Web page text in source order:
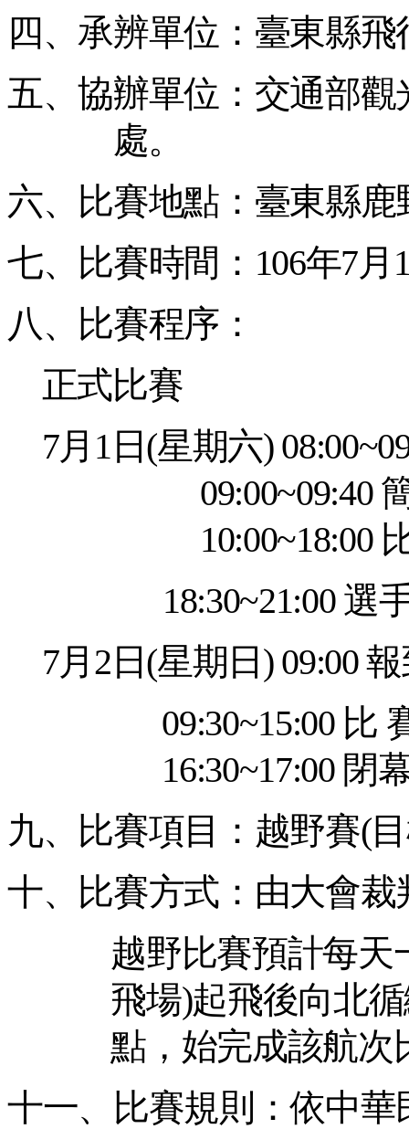
四、承辨單位：臺東縣
五、協辦單位：交通部
處。
六、比賽地點：臺東縣鹿
七、比賽時間： 106年7月
八、比賽程序：
正式比賽
7月 1 日 (星期六)
09:00~09:40
10:00~18:00
18:30~21:00 選
7月 2 日 (星期日 ) 09:00
09:30~15:00 比
16:30~17:00 閉
九、比賽項目：越野賽(
十、比賽方式：由大會
越野比賽預計每天
飛場)起飛後向北
點，始完成該航次
十一、比賽規則：依中